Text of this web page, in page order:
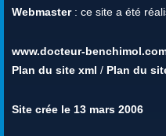
Webmaster: ce site a été
www.docteur-
Plan du site xml / Plan du
Site crée le 13 mars 2006